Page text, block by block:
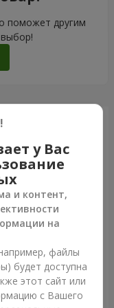
поможет другим
у Вас
и контент,
на
файлы
будет доступна
этот сайт или
с Вашего